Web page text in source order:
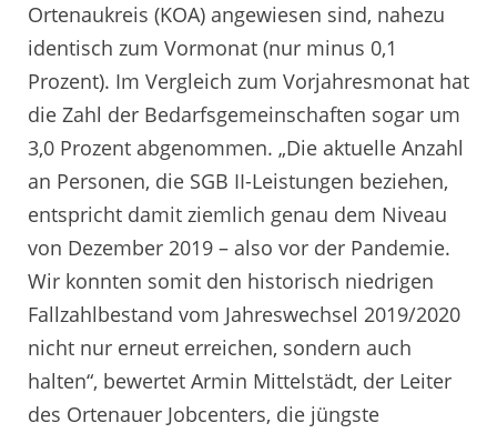
Ortenaukreis (KOA) angewiesen sind, nahezu
identisch zum Vormonat (nur minus 0,1
Prozent). Im Vergleich zum Vorjahresmonat hat
die Zahl der Bedarfsgemeinschaften sogar um
3,0 Prozent abgenommen. „Die aktuelle Anzahl
an Personen, die SGB II-Leistungen beziehen,
entspricht damit ziemlich genau dem Niveau
von Dezember 2019 – also vor der Pandemie.
Wir konnten somit den historisch niedrigen
Fallzahlbestand vom Jahreswechsel 2019/2020
nicht nur erneut erreichen, sondern auch
halten“, bewertet Armin Mittelstädt, der Leiter
des Ortenauer Jobcenters, die jüngste